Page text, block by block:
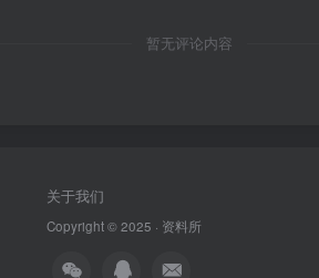
暂无评论内容
关于我们
Copyright © 2025 · 资料所